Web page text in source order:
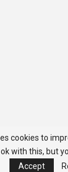
cookies to
with this, but
Accept